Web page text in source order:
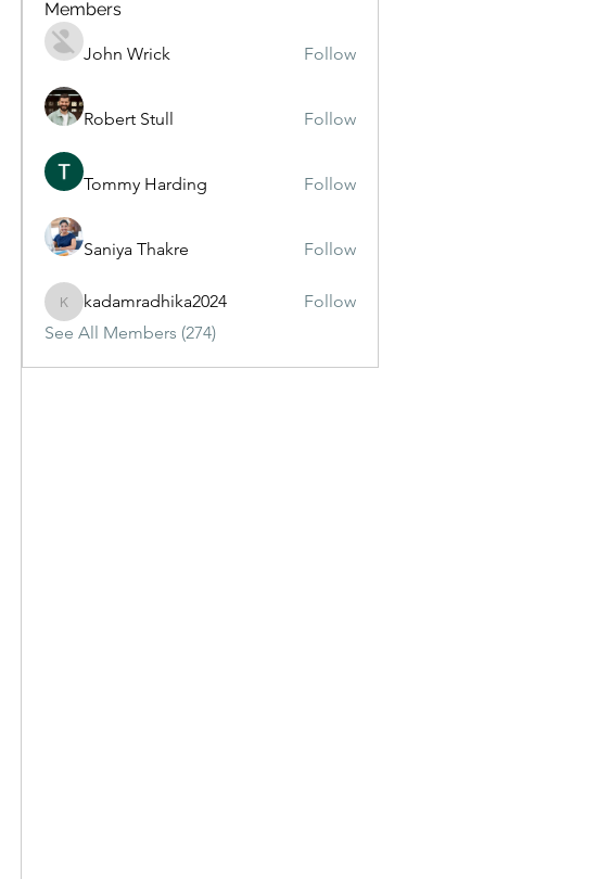
Members
John Wrick Follow
Robert Stull Follow
Tommy Harding Follow
Saniya Thakre Follow
kadamradhika2024
kadamradhika2024
Follow
See All Members (274)